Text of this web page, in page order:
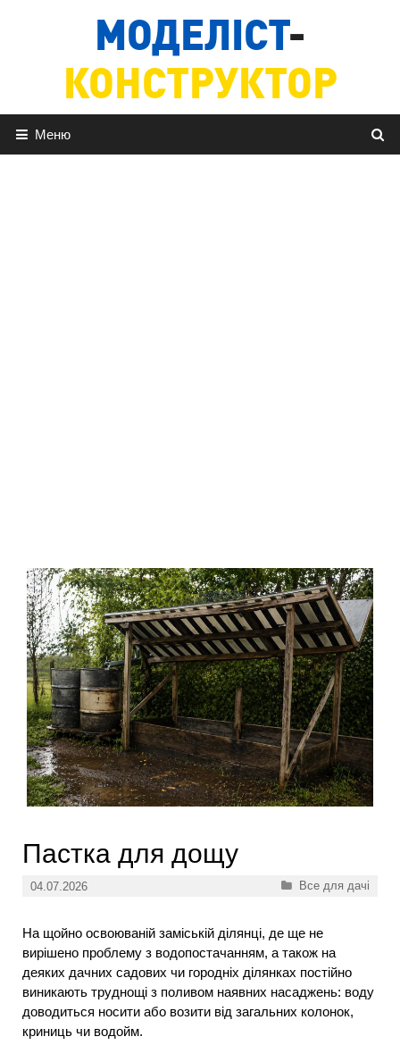
МОДЕЛІСТ-
КОНСТРУКТОР
Меню
Пастка для дощу
04.07.2026 Категорії
Все для дачі
На щойно освоюваній заміській ділянці, де ще не
вирішено проблему з водопостачанням, а також на
деяких дачних садових чи городніх ділянках постійно
виникають труднощі з поливом наявних насаджень: воду
доводиться носити або возити від загальних колонок,
криниць чи водойм.